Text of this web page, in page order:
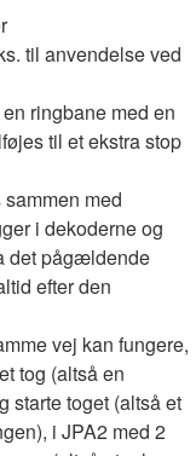
til anvendelse ved
ringbane med en
til et ekstra stop
med
i dekoderne og
det pågældende
efter den
vej kan fungere,
tog (altså en
starte toget (altså et
i JPA2 med 2